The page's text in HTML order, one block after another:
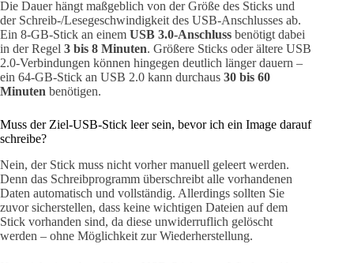
Die Dauer hängt maßgeblich von der Größe des Sticks und
der Schreib-/Lesegeschwindigkeit des USB-Anschlusses ab.
Ein 8-GB-Stick an einem USB 3.0-Anschluss benötigt dabei
in der Regel 3 bis 8 Minuten. Größere Sticks oder ältere USB
2.0-Verbindungen können hingegen deutlich länger dauern –
ein 64-GB-Stick an USB 2.0 kann durchaus 30 bis 60
Minuten benötigen.
Muss der Ziel-USB-Stick leer sein, bevor ich ein Image darauf
schreibe?
Nein, der Stick muss nicht vorher manuell geleert werden.
Denn das Schreibprogramm überschreibt alle vorhandenen
Daten automatisch und vollständig. Allerdings sollten Sie
zuvor sicherstellen, dass keine wichtigen Dateien auf dem
Stick vorhanden sind, da diese unwiderruflich gelöscht
werden – ohne Möglichkeit zur Wiederherstellung.